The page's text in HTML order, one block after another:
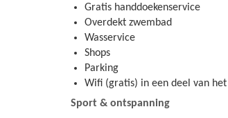
Gratis handdoekenservice
Overdekt zwembad
Wasservice
Shops
Parking
Wifi (gratis) in een deel van
Sport & ontspanning